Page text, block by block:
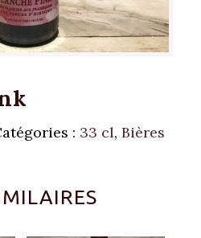
: 33 cl, Bières